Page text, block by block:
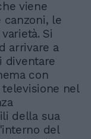
viene
canzoni, le
Si
arrivare a
diventare
con
televisione nel
della sua
del